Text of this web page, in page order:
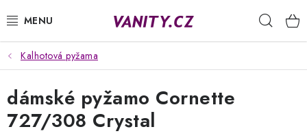
na
KABELKY
SPODNÍ PRÁDLO
PUNČOCHY
Kalhotová pyžama
dámské pyžamo Cornette
727/308 Crystal